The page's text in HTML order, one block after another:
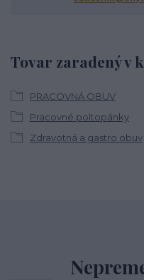
Tovar zaradený v
PRACOVNÁ OBUV
Pracovné poltopánky
Zdravotná a gastro obuv